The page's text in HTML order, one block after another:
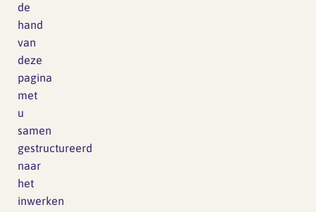
de
hand
van
deze
pagina
met
u
samen
gestructureerd
naar
het
inwerken